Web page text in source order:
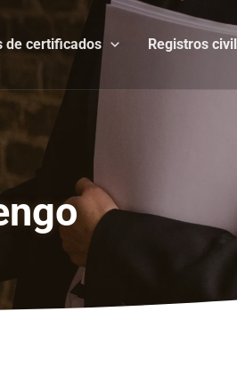
de certificados Registros